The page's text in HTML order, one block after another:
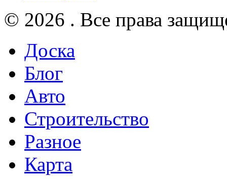
© 2026 . Все права
Доска
Блог
Авто
Строительство
Разное
Карта